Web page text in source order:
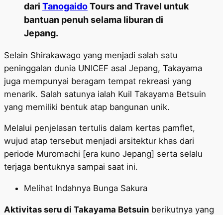
dari TanogaidoTours and Travel untuk
bantuan penuh selama liburan di
Jepang.
Selain Shirakawago yang menjadi salah satu
peninggalan dunia UNICEF asal Jepang, Takayama
juga mempunyai beragam tempat rekreasi yang
menarik. Salah satunya ialah Kuil Takayama Betsuin
yang memiliki bentuk atap bangunan unik.
Melalui penjelasan tertulis dalam kertas pamflet,
wujud atap tersebut menjadi arsitektur khas dari
periode Muromachi [era kuno Jepang] serta selalu
terjaga bentuknya sampai saat ini.
Melihat Indahnya Bunga Sakura
Aktivitas seru di Takayama Betsuin berikutnya yang